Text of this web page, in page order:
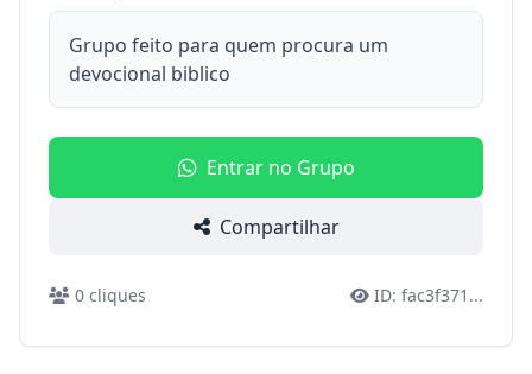
Grupo feito para quem procura um
devocional biblico
Entrar no Grupo
Compartilhar
0 cliques ID: fac3f371 ...